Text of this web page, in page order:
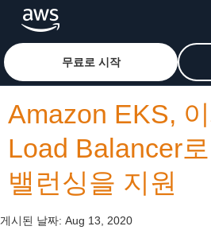
메인 콘텐츠로 건너뛰기Amazon Web Services 홈 페
무료로 시작
Amazon EKS,
Load Balancer
밸런싱을 지원
게시된 날짜: Aug 13, 2020